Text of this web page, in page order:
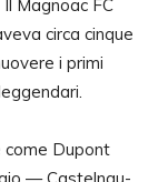
Magnoac FC
circa cinque
i primi
come Dupont